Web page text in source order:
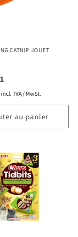
CATNIP JOUET
:
incl. TVA / MwSt.
au panier